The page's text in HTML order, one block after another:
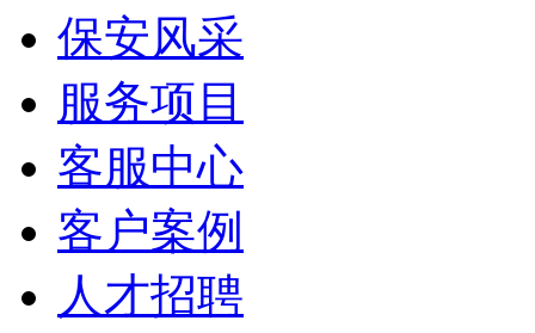
保安风采
服务项目
客服中心
客户案例
人才招聘